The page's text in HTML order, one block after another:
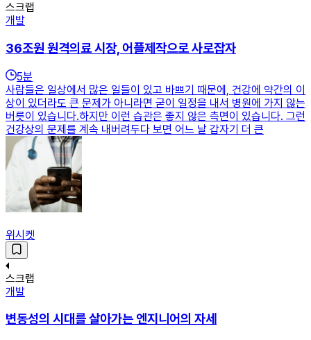
스크랩
개발
36조원 원격의료 시장, 어플제작으로 사로잡자
5분
사람들은 일상에서 많은 일들이 있고 바쁘기 때문에, 건강에 약간의 이
상이 있더라도 큰 문제가 아니라면 굳이 일정을 내서 병원에 가지 않는
버릇이 있습니다.​하지만 이런 습관은 좋지 않은 측면이 있습니다. 그런
건강상의 문제를 계속 내버려두다 보면 어느 날 갑자기 더 큰
위시켓
스크랩
개발
변동성의 시대를 살아가는 엔지니어의 자세